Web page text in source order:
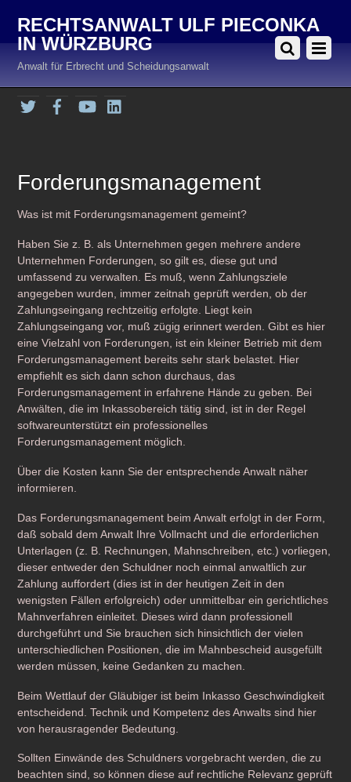
RECHTSANWALT ULF PIECONKA
IN WÜRZBURG
Anwalt für Erbrecht und Scheidungsanwalt
Twitter FacebookYouTube
Forderungsmanagement
Was ist mit Forderungsmanagement gemeint?
Haben Sie z. B. als Unternehmen gegen mehrere andere
Unternehmen Forderungen, so gilt es, diese gut und
umfassend zu verwalten. Es muß, wenn Zahlungsziele
angegeben wurden, immer zeitnah geprüft werden, ob der
Zahlungseingang rechtzeitig erfolgte. Liegt kein
Zahlungseingang vor, muß zügig erinnert werden. Gibt es hier
eine Vielzahl von Forderungen, ist ein kleiner Betrieb mit dem
Forderungsmanagement bereits sehr stark belastet. Hier
empfiehlt es sich dann schon durchaus, das
Forderungsmanagement in erfahrene Hände zu geben. Bei
Anwälten, die im Inkassobereich tätig sind, ist in der Regel
softwareunterstützt ein professionelles
Forderungsmanagement möglich.
Über die Kosten kann Sie der entsprechende Anwalt näher
informieren.
Das Forderungsmanagement beim Anwalt erfolgt in der Form,
daß sobald dem Anwalt Ihre Vollmacht und die erforderlichen
Unterlagen (z. B. Rechnungen, Mahnschreiben, etc.) vorliegen,
dieser entweder den Schuldner noch einmal anwaltlich zur
Zahlung auffordert (dies ist in der heutigen Zeit in den
wenigsten Fällen erfolgreich) oder unmittelbar ein gerichtliches
Mahnverfahren einleitet. Dieses wird dann professionell
durchgeführt und Sie brauchen sich hinsichtlich der vielen
unterschiedlichen Positionen, die im Mahnbescheid ausgefüllt
werden müssen, keine Gedanken zu machen.
Beim Wettlauf der Gläubiger ist beim Inkasso Geschwindigkeit
entscheidend. Technik und Kompetenz des Anwalts sind hier
von herausragender Bedeutung.
Sollten Einwände des Schuldners vorgebracht werden, die zu
beachten sind, so können diese auf rechtliche Relevanz geprüft